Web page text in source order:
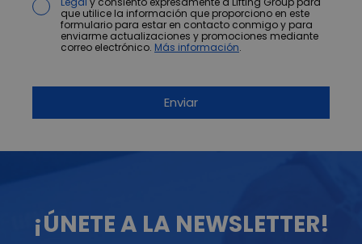
que utilice la información que proporciono en este
formulario para estar en contacto conmigo y para
enviarme actualizaciones y promociones mediante
correo electrónico. Más información.
¡ÚNETE A LA NEWSLETTER!